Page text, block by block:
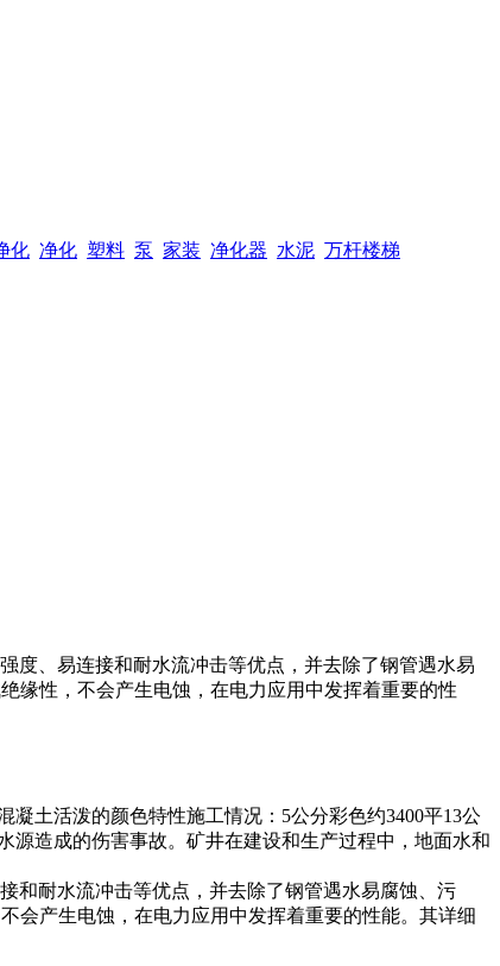
化 净化 塑料 泵 家装 净化器 水泥 万杆楼梯
度、易连接和耐水流冲击等优点，并去除了钢管遇水易
缘性，不会产生电蚀，在电力应用中发挥着重要的性
土活泼的颜色特性施工情况：5公分彩色约3400平13公
造成的伤害事故。矿井在建设和生产过程中，地面水和
和耐水流冲击等优点，并去除了钢管遇水易腐蚀、污
会产生电蚀，在电力应用中发挥着重要的性能。其详细